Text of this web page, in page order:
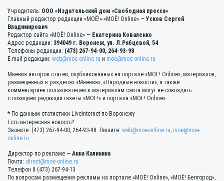
Учредитель: ООО «Издательский дом «Свободная пресса»
Главный редактор редакции «МОЁ!»-«МОЁ! Online» — Усков Сергей
Владимирович
Редактор сайта «МОЁ! Online» — Екатерина Коваленко
Адрес редакции: 394049 г. Воронеж, ул. Л.Рябцевой, 54
Телефоны редакции: (473) 267-94-00, 264-93-98
E-mail редакции: web@moe-online.ru и moe@moe-online.ru
Мнения авторов статей, опубликованных на портале «МОЁ! Online», материалов,
размещённых в разделах «Мнения», «Народные новости», а также
комментариев пользователей к материалам сайта могут не совпадать
с позицией редакции газеты «МОЁ!» и портала «МОЁ! Online».
* По данным статистики Liveinternet по Воронежу
Есть интересная новость?
Звоните: (473) 267-94-00, 264-93-98. Пишите: web@moe-online.ru moe@moe-
online.ru
Директор по рекламе — Анна Калинина
Почта: direct@moe-online.ru
Телефон 8 (473) 267-94-13
По вопросам размещения рекламы на портале «МОЁ! Online», «МОЁ! Белгород»,